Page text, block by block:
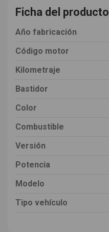
Ficha del producto
Año fabricación
Código motor
Kilometraje
Bastidor
Color
Combustible
Versión
Potencia
Modelo
Tipo vehículo